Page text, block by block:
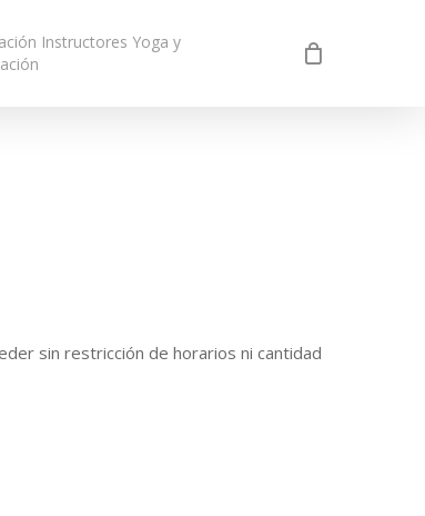
Instructores Yoga y
sin restricción de horarios ni cantidad